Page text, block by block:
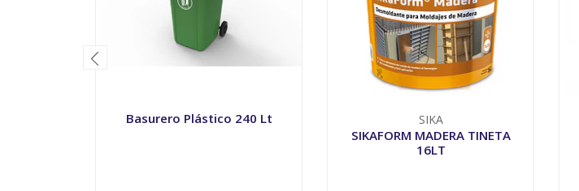
Basurero Plástico 240 Lt SIKA
SIKAFORM MADERA TINETA
16LT